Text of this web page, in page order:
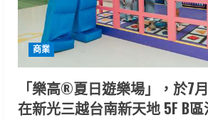
商業
「樂高®夏日遊樂場」，於7
在新光三越台南新天地 5F B